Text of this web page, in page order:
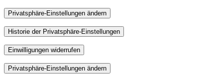
Privatsphäre-Einstellungen ändern
Historie der Privatsphäre-Einstellungen
Einwilligungen widerrufen
Privatsphäre-Einstellungen ändern